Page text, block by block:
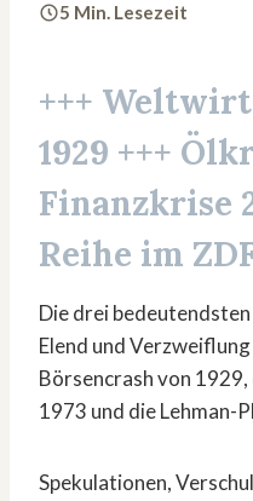
5 Min. Lesezeit
+++
1929 +++
Finanzkrise
Reihe im
Die drei
Elend und
Börsencrash von
1973 und die Lehman-
Spekulationen,